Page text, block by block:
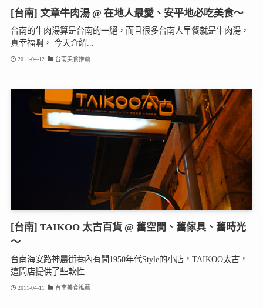
[台南] 文章牛肉湯 @ 在地人最愛、安平地必吃美食～
台南的牛肉湯算是台南的一絕，而且很多台南人早餐就是牛肉湯，
真幸福啊， 今天介紹...
2011-04-12 台南美食推薦
[台南] TAIKOO 太古百貨 @ 舊空間、舊傢具、舊時光
～
台南海安路神農街巷內有間1950年代Style的小店，TAIKOO太古，
這間店提供了些軟性...
2011-04-11 台南美食推薦